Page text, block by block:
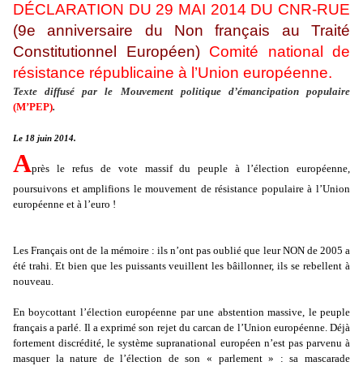
DÉCLARATION DU 29 MAI 2014 DU CNR-RUE
(9e anniversaire du Non français au Traité
Constitutionnel Européen)Comité national de
résistance républicaine à l’Union européenne.
Texte diffusé par le Mouvement politique d’émancipation populaire
(M’PEP).
Le 18 juin 2014.
Après le refus de vote massif du peuple à l’élection européenne,
poursuivons et amplifions le mouvement de résistance populaire à l’Union
européenne et à l’euro !
Les Français ont de la mémoire : ils n’ont pas oublié que leur NON de 2005 a
été trahi. Et bien que les puissants veuillent les bâillonner, ils se rebellent à
nouveau.
En boycottant l’élection européenne par une abstention massive, le peuple
français a parlé. Il a exprimé son rejet du carcan de l’Union européenne. Déjà
fortement discrédité, le système supranational européen n’est pas parvenu à
masquer la nature de l’élection de son « parlement » : sa mascarade